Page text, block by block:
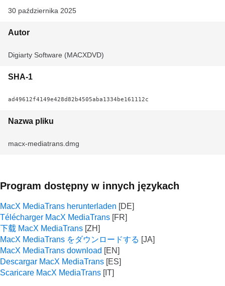
30 października 2025
Autor
Digiarty Software (MACXDVD)
SHA-1
ad49612f4149e428d82b4505aba1334be161112c
Nazwa pliku
macx-mediatrans.dmg
Program dostępny w innych językach
MacX MediaTrans herunterladen
Télécharger MacX MediaTrans
下载 MacX MediaTrans
MacX MediaTrans をダウンロードする
MacX MediaTrans download
Descargar MacX MediaTrans
Scaricare MacX MediaTrans